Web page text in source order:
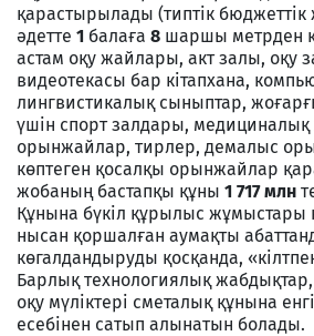
қарастырылады (типтік
әдетте 1 балаға 8 шаршы метрден
астам оқу жайлары, акт залы, оқу
видеотекасы бар кітапхана,
лингвистикалық сыныптар,
үшін спорт залдары, медициналық
орынжайлар, тирлер, демалыс
көптеген қосалқы орынжайлар
жобаның бастапқы құны 1 717 млн
Құнына бүкіл құрылыс жұмыстары
нысан қоршалған аумақты
көгалдандыруды қосқанда,
Барлық технологиялық
оқу мүліктері сметалық құнына
есебінен сатып алынатын болады.